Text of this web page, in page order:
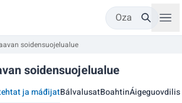
Oza
soidensuojelualue
soidensuojelualue
ja máđijatBálvalusatBoahtinÁigeguovdilis